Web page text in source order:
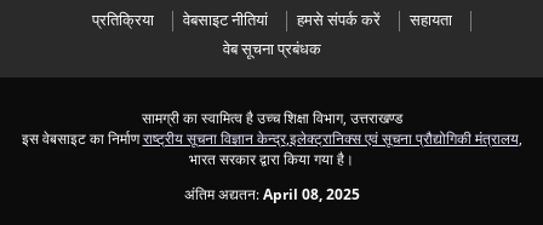
प्रतिक्रिया वेबसाइट नीतियां हमसे संपर्क करें
सहायता
वेब सूचना प्रबंधक
सामग्री का स्वामित्व है उच्च शिक्षा विभाग, उत्तराखण्ड
इस वेबसाइट का निर्माणराष्ट्रीय सूचना विज्ञान केन्द्र,इलेक्ट्रानिक्स एवं सूचना प्रौद्योगिकी मंत्रालय,
भारत सरकार द्वारा किया गया है।
अंतिम अद्यतन:April 08, 2025